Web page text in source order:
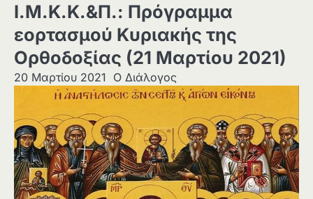
Ι.Μ.Κ.Κ.&Π.: Πρόγραμμα
εορτασμού Κυριακής της
Ορθοδοξίας (21 Μαρτίου 2021)
20 Μαρτίου 2021 Ο Διάλογος